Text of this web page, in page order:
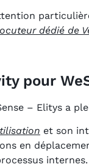
dédié de
pour
– Elitys a
et son
en
internes.